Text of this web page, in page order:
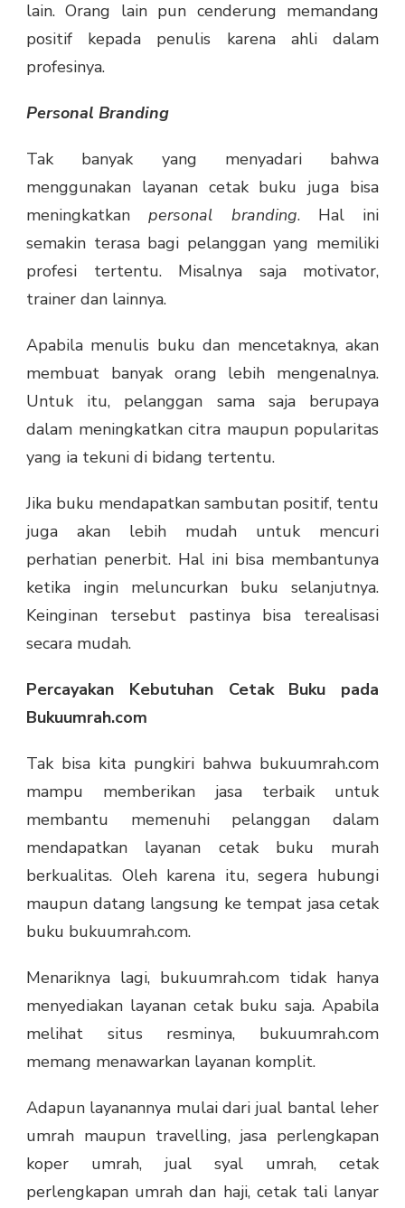
lain. Orang lain pun cenderung memandang
positif kepada penulis karena ahli dalam
profesinya.
Personal Branding
Tak banyak yang menyadari bahwa
menggunakan layanan cetak buku juga bisa
meningkatkanpersonal branding. Hal ini
semakin terasa bagi pelanggan yang memiliki
profesi tertentu. Misalnya saja motivator,
trainer dan lainnya.
Apabila menulis buku dan mencetaknya, akan
membuat banyak orang lebih mengenalnya.
Untuk itu, pelanggan sama saja berupaya
dalam meningkatkan citra maupun popularitas
yang ia tekuni di bidang tertentu.
Jika buku mendapatkan sambutan positif, tentu
juga akan lebih mudah untuk mencuri
perhatian penerbit. Hal ini bisa membantunya
ketika ingin meluncurkan buku selanjutnya.
Keinginan tersebut pastinya bisa terealisasi
secara mudah.
Percayakan Kebutuhan Cetak Buku pada
Bukuumrah.com
Tak bisa kita pungkiri bahwa bukuumrah.com
mampu memberikan jasa terbaik untuk
membantu memenuhi pelanggan dalam
mendapatkan layanan cetak buku murah
berkualitas. Oleh karena itu, segera hubungi
maupun datang langsung ke tempat jasa cetak
buku bukuumrah.com.
Menariknya lagi, bukuumrah.com tidak hanya
menyediakan layanan cetak buku saja. Apabila
melihat situs resminya, bukuumrah.com
memang menawarkan layanan komplit.
Adapun layanannya mulai dari jual bantal leher
umrah maupun travelling, jasa perlengkapan
koper umrah, jual syal umrah, cetak
perlengkapan umrah dan haji, cetak tali lanyar